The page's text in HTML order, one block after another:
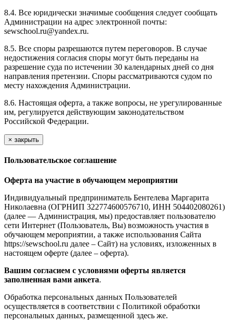
8.4. Все юридически значимые сообщения следует сообщать
Администрации на адрес электронной почты:
sewschool.ru@yandex.ru.
8.5. Все споры разрешаются путем переговоров. В случае
недостижения согласия споры могут быть переданы на
разрешение суда по истечении 30 календарных дней со дня
направления претензии. Споры рассматриваются судом по
месту нахождения Администрации.
8.6. Настоящая оферта, а также вопросы, не урегулированные
им, регулируется действующим законодательством
Российской Федерации.
× закрыть
Пользовательское соглашение
Оферта на участие в обучающем мероприятии
Индивидуальный предприниматель Бентелева Маргарита
Николаевна (ОГРНИП 322774600576710, ИНН 504402080261)
(далее — Администрация, мы) предоставляет пользователю
сети Интернет (Пользователь, Вы) возможность участия в
обучающем мероприятии, а также использования Сайта
https://sewschool.ru далее – Сайт) на условиях, изложенных в
настоящем оферте (далее – оферта).
Вашим согласием с условиями оферты является
заполненная вами анкета.
Обработка персональных данных Пользователей
осуществляется в соответствии с Политикой обработки
персональных данных, размещенной здесь же.